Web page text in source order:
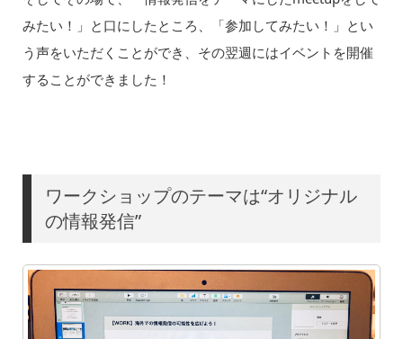
みたい！」と口にしたところ、「参加してみたい！」とい
う声をいただくことができ、その翌週にはイベントを開催
することができました！
ワークショップのテーマは“オリジナル
の情報発信”